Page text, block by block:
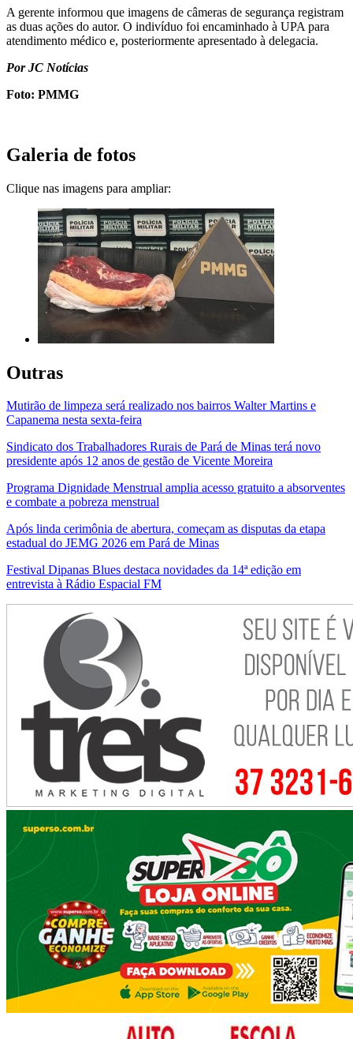
A gerente informou que imagens de câmeras de segurança registram
as duas ações do autor. O indivíduo foi encaminhado à UPA para
atendimento médico e, posteriormente apresentado à delegacia.
Por JC Notícias
Foto: PMMG
Galeria de fotos
Clique nas imagens para ampliar:
Outras
Mutirão de limpeza será realizado nos bairros Walter Martins e
Capanema nesta sexta-feira
Sindicato dos Trabalhadores Rurais de Pará de Minas terá novo
presidente após 12 anos de gestão de Vicente Moreira
Programa Dignidade Menstrual amplia acesso gratuito a absorventes
e combate a pobreza menstrual
Após linda cerimônia de abertura, começam as disputas da etapa
estadual do JEMG 2026 em Pará de Minas
Festival Dipanas Blues destaca novidades da 14ª edição em
entrevista à Rádio Espacial FM